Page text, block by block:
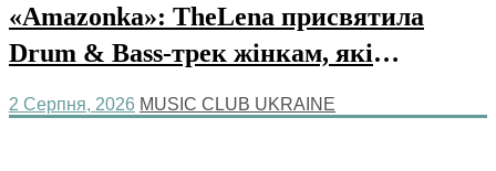
«Amazonka»: TheLena присвятила
Drum & Bass-трек жінкам, які
2 Серпня, 2026 MUSIC CLUB UKRAINE